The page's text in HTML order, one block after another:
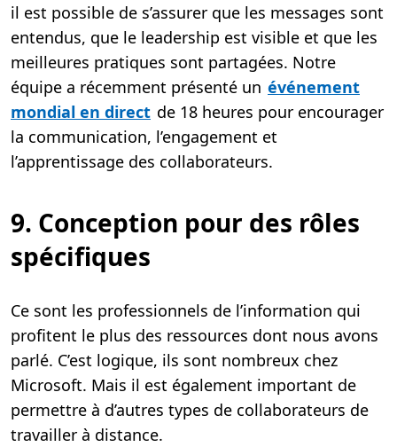
il est possible de s’assurer que les messages sont
entendus, que le leadership est visible et que les
meilleures pratiques sont partagées. Notre
équipe a récemment présenté un événement
mondial en direct de 18 heures pour encourager
la communication, l’engagement et
l’apprentissage des collaborateurs.
9. Conception pour des rôles
spécifiques
Ce sont les professionnels de l’information qui
profitent le plus des ressources dont nous avons
parlé. C’est logique, ils sont nombreux chez
Microsoft. Mais il est également important de
permettre à d’autres types de collaborateurs de
travailler à distance.